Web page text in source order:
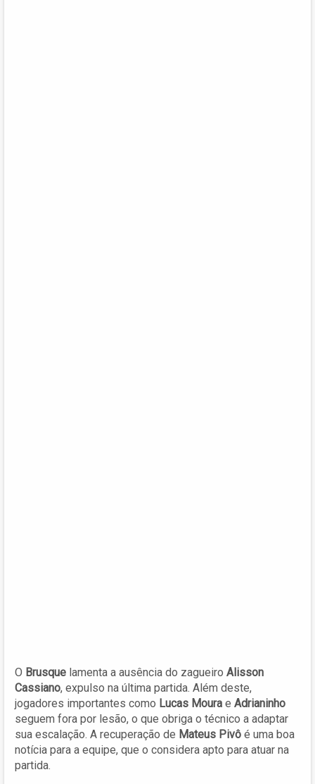
O Brusque lamenta a ausência do zagueiro Alisson
Cassiano, expulso na última partida. Além deste,
jogadores importantes como Lucas Moura e Adrianinho
seguem fora por lesão, o que obriga o técnico a adaptar
sua escalação. A recuperação de Mateus Pivô é uma boa
notícia para a equipe, que o considera apto para atuar na
partida.